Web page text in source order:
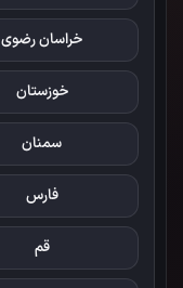
خراسان رضوی
خوزستان
سمنان
فارس
قم